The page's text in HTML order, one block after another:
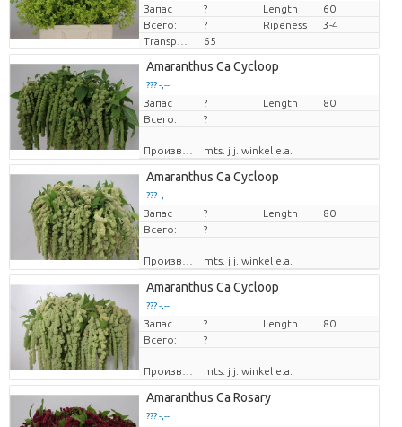
Запас
? Length
60
Всего:
? Ripeness
3-4
65
Amaranthus Ca Cycloop
??? -,--
цена за единицу
Запас ? Length
80
Всего:
?
mts. j.j. winkel e.a.
Amaranthus Ca Cycloop
??? -,--
цена за единицу
Запас ? Length
80
Всего:
?
mts. j.j. winkel e.a.
Amaranthus Ca Cycloop
??? -,--
цена за единицу
Запас ? Length
80
Всего:
?
mts. j.j. winkel e.a.
Amaranthus Ca Rosary
??? -,--